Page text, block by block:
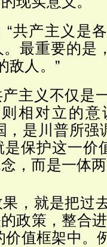
“共产主义是
。最重要的是
敌人。”
主义不仅是
相对立的
是川普所强
保护这一价
，而是一体
，就是把过
政策，整合
价值框架中。